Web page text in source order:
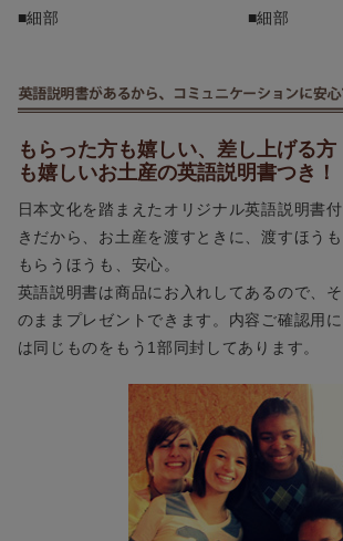
■細部 ■細部
もらった方も嬉しい、差し上げる方
も嬉しいお土産の英語説明書つき！
日本文化を踏まえたオリジナル英語説明書付
きだから、お土産を渡すときに、渡すほうも
もらうほうも、安心。
英語説明書は商品にお入れしてあるので、そ
のままプレゼントできます。内容ご確認用に
は同じものをもう1部同封してあります。